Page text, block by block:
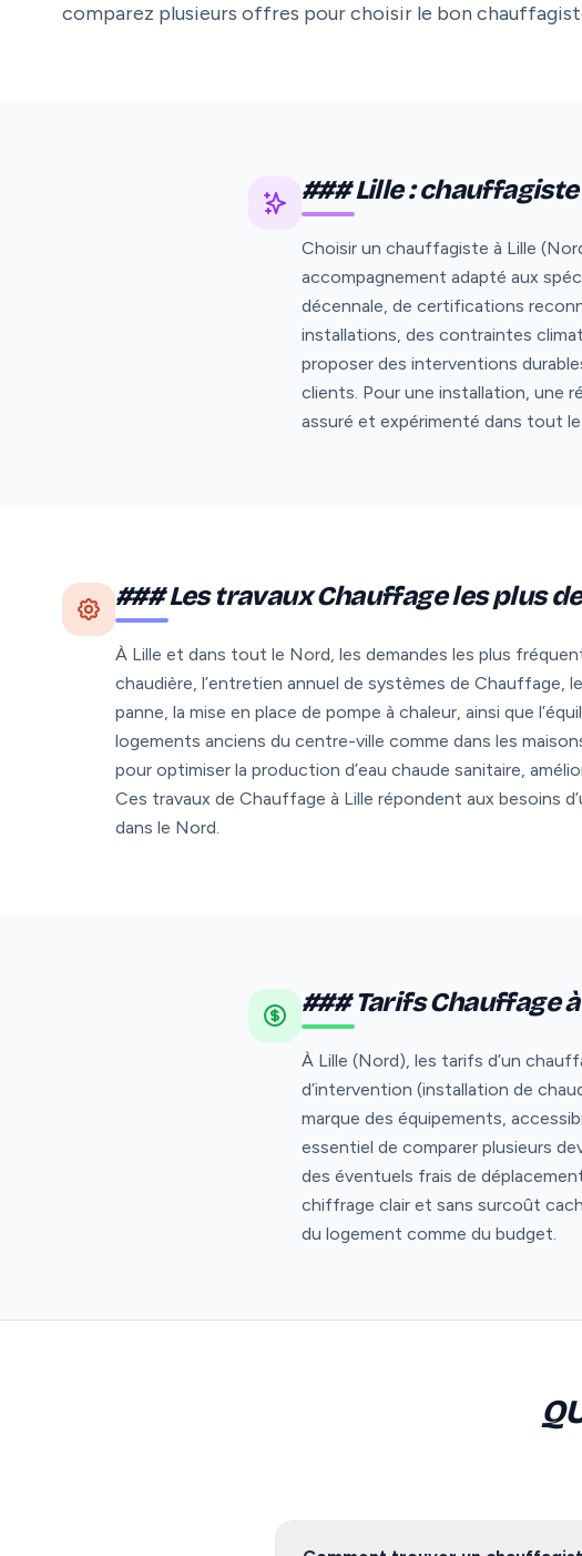
comparez plusieurs offres pour choisir le bon
### Lille :
Choisir un chauffagiste à Lille
accompagnement adapté aux
décennale, de certifications
installations, des contraintes
proposer des interventions
clients. Pour une installation, une
assuré et expérimenté dans tout
### Les travaux Chauffage les plus
À Lille et dans tout le Nord, les demandes les plus
chaudière, l’entretien annuel de systèmes de Chauffage,
panne, la mise en place de pompe à chaleur, ainsi que
logements anciens du centre-ville comme dans les
pour optimiser la production d’eau chaude sanitaire,
Ces travaux de Chauffage à Lille répondent aux besoins
dans le Nord.
### Tarifs Chauffage
À Lille (Nord), les tarifs d’un
d’intervention (installation de
marque des équipements,
essentiel de comparer plusieurs
des éventuels frais de
chiffrage clair et sans surcoût
du logement comme du budget.